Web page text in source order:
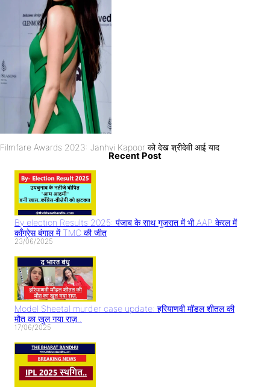
Filmfare Awards 2023: Janhvi Kapoor को देख श्रीदेवी आई याद
Recent Post
By election Results 2025: पंजाब के साथ गुजरात में भी AAP केरल में
काँग्रेस बंगाल में TMC की जीत
23/06/2025
Model Sheetal murder case update: हरियाणवी मॉडल शीतल की
मौत का खुल गया राज़..
17/06/2025